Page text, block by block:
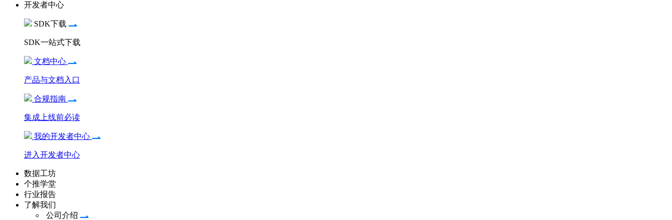
开发者中心
SDK下载
SDK一站式下载
文档中心
产品与文档入口
合规指南
集成上线前必读
我的开发者中心
进入开发者中心
数据工坊
个推学堂
行业报告
了解我们
公司介绍